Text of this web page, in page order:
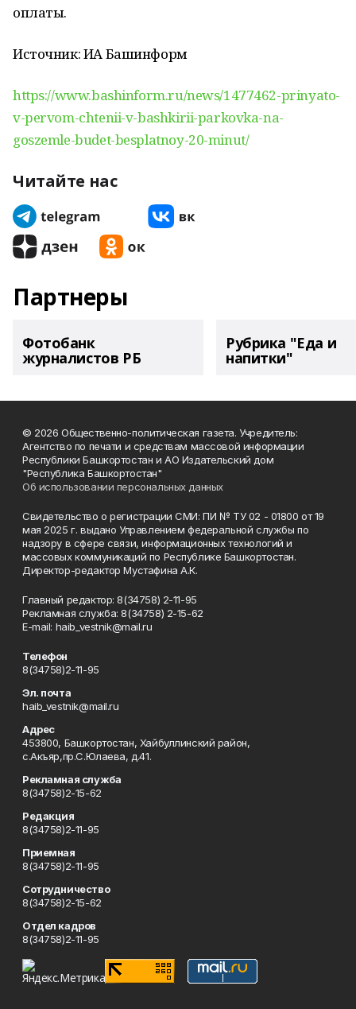
оплаты.
Источник: ИА Башинформ
https://www.bashinform.ru/news/1477462-prinyato-
v-pervom-chtenii-v-bashkirii-parkovka-na-
goszemle-budet-besplatnoy-20-minut/
Читайте нас
Партнеры
Фотобанк
журналистов РБ
Рубрика "Еда и
напитки"
© 2026 Общественно-политическая газета. Учредитель:
Агентство по печати и средствам массовой информации
Республики Башкортостан и АО Издательский дом
"Республика Башкортостан"
Об использовании персональных данных
Свидетельство о регистрации СМИ: ПИ № ТУ 02 - 01800 от 19
мая 2025 г. выдано Управлением федеральной службы по
надзору в сфере связи, информационных технологий и
массовых коммуникаций по Республике Башкортостан.
Директор-редактор Мустафина А.К.
Главный редактор: 8(34758) 2-11-95
Рекламная служба: 8(34758) 2-15-62
Е-mаil: haib_vestnik@mail.ru
Телефон
8(34758)2-11-95
Эл. почта
haib_vestnik@mail.ru
Адрес
453800, Башкортостан, Хайбуллинский район,
с.Акъяр,пр.С.Юлаева, д.41.
Рекламная служба
8(34758)2-15-62
Редакция
8(34758)2-11-95
Приемная
8(34758)2-11-95
Сотрудничество
8(34758)2-15-62
Отдел кадров
8(34758)2-11-95